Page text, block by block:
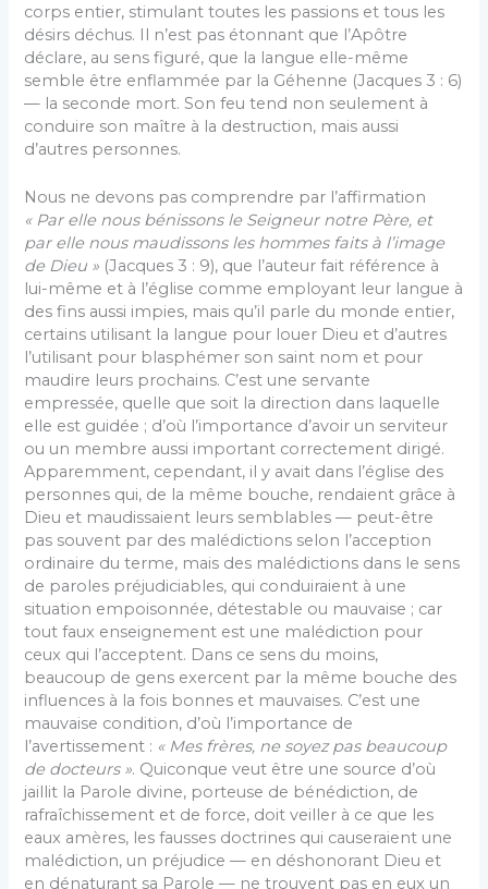
corps entier, stimulant toutes les passions et tous les
désirs déchus. Il n’est pas étonnant que l’Apôtre
déclare, au sens figuré, que la langue elle-même
semble être enflammée par la Géhenne (Jacques 3 : 6)
— la seconde mort. Son feu tend non seulement à
conduire son maître à la destruction, mais aussi
d’autres personnes.
Nous ne devons pas comprendre par l’affirmation
« Par elle nous bénissons le Seigneur notre Père, et
par elle nous maudissons les hommes faits à l’image
de Dieu » (Jacques 3 : 9), que l’auteur fait référence à
lui-même et à l’église comme employant leur langue à
des fins aussi impies, mais qu’il parle du monde entier,
certains utilisant la langue pour louer Dieu et d’autres
l’utilisant pour blasphémer son saint nom et pour
maudire leurs prochains. C’est une servante
empressée, quelle que soit la direction dans laquelle
elle est guidée ; d’où l’importance d’avoir un serviteur
ou un membre aussi important correctement dirigé.
Apparemment, cependant, il y avait dans l’église des
personnes qui, de la même bouche, rendaient grâce à
Dieu et maudissaient leurs semblables — peut-être
pas souvent par des malédictions selon l’acception
ordinaire du terme, mais des malédictions dans le sens
de paroles préjudiciables, qui conduiraient à une
situation empoisonnée, détestable ou mauvaise ; car
tout faux enseignement est une malédiction pour
ceux qui l’acceptent. Dans ce sens du moins,
beaucoup de gens exercent par la même bouche des
influences à la fois bonnes et mauvaises. C’est une
mauvaise condition, d’où l’importance de
l’avertissement : « Mes frères, ne soyez pas beaucoup
de docteurs ». Quiconque veut être une source d’où
jaillit la Parole divine, porteuse de bénédiction, de
rafraîchissement et de force, doit veiller à ce que les
eaux amères, les fausses doctrines qui causeraient une
malédiction, un préjudice — en déshonorant Dieu et
en dénaturant sa Parole — ne trouvent pas en eux un